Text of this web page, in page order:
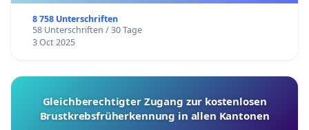
8 758 Unterschriften
58 Unterschriften / 30 Tage
3 Oct 2025
Gleichberechtigter Zugang zur kostenlosen
Brustkrebsfrüherkennung in allen Kantonen